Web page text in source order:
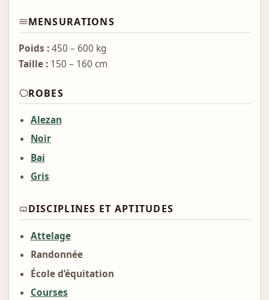
MENSURATIONS
Poids :450 – 600 kg
Taille :150 – 160 cm
ROBES
Alezan
Noir
Bai
Gris
DISCIPLINES ET APTITUDES
Attelage
Randonnée
École d’équitation
Courses